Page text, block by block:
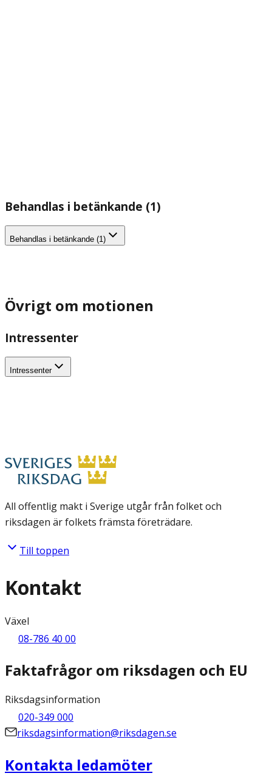
Behandlas i betänkande (1)
Behandlas i betänkande (1)
Övrigt om motionen
Intressenter
Intressenter
All offentlig makt i Sverige utgår från folket och
riksdagen är folkets främsta företrädare.
Till toppen
Kontakt
Växel
08-786 40 00
Faktafrågor om riksdagen och EU
Riksdagsinformation
020-349 000
riksdagsinformation@riksdagen.se
Kontakta ledamöter